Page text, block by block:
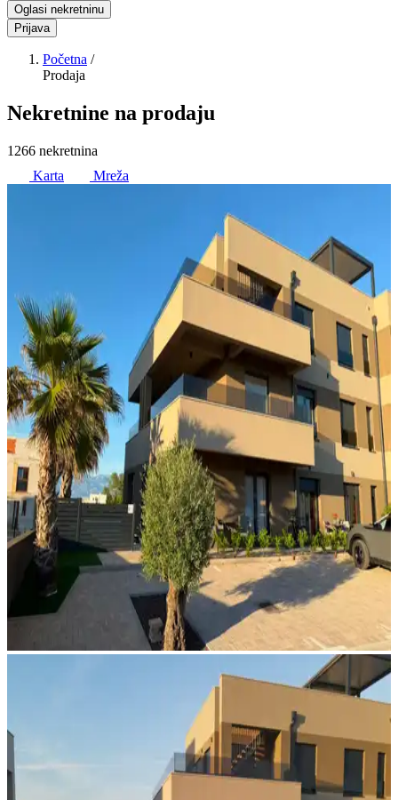
Oglasi nekretninu
Prijava
Početna /
Prodaja
Nekretnine na prodaju
1266 nekretnina
Karta
Mreža